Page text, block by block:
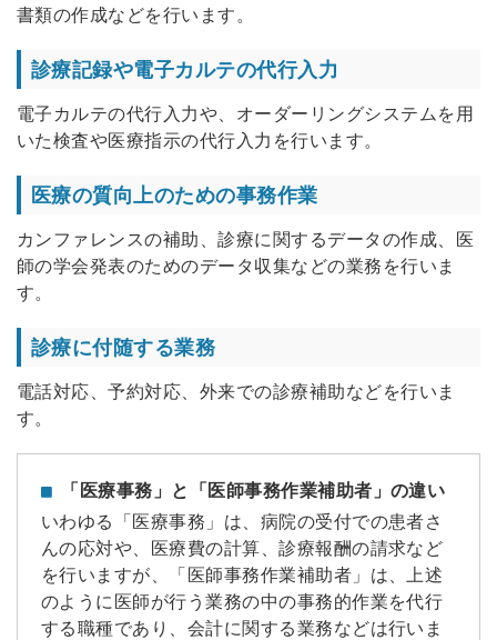
書類の作成などを行います。
診療記録や電子カルテの代行入力
電子カルテの代行入力や、オーダーリングシステムを用
いた検査や医療指示の代行入力を行います。
医療の質向上のための事務作業
カンファレンスの補助、診療に関するデータの作成、医
師の学会発表のためのデータ収集などの業務を行いま
す。
診療に付随する業務
電話対応、予約対応、外来での診療補助などを行いま
す。
「医療事務」と「医師事務作業補助者」の違い
いわゆる「医療事務」は、病院の受付での患者さ
んの応対や、医療費の計算、診療報酬の請求など
を行いますが、「医師事務作業補助者」は、上述
のように医師が行う業務の中の事務的作業を代行
する職種であり、会計に関する業務などは行いま